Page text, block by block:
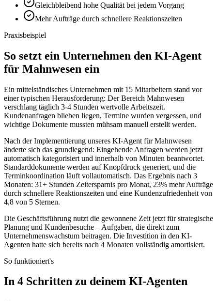
Gleichbleibend hohe Qualität bei jedem Vorgang
Mehr Aufträge durch schnellere Reaktionszeiten
Praxisbeispiel
So setzt ein Unternehmen den KI-Agent
für Mahnwesen ein
Ein mittelständisches Unternehmen mit 15 Mitarbeitern stand vor
einer typischen Herausforderung: Der Bereich Mahnwesen
verschlang täglich 3-4 Stunden wertvolle Arbeitszeit.
Kundenanfragen blieben liegen, Termine wurden vergessen, und
wichtige Dokumente mussten mühsam manuell erstellt werden.
Nach der Implementierung unseres KI-Agent für Mahnwesen
änderte sich das grundlegend: Eingehende Anfragen werden jetzt
automatisch kategorisiert und innerhalb von Minuten beantwortet.
Standarddokumente werden auf Knopfdruck generiert, und die
Terminkoordination läuft vollautomatisch. Das Ergebnis nach 3
Monaten: 31+ Stunden Zeitersparnis pro Monat, 23% mehr Aufträge
durch schnellere Reaktionszeiten und eine Kundenzufriedenheit von
4,8 von 5 Sternen.
Die Geschäftsführung nutzt die gewonnene Zeit jetzt für strategische
Planung und Kundenbesuche – Aufgaben, die direkt zum
Unternehmenswachstum beitragen. Die Investition in den KI-
Agenten hatte sich bereits nach 4 Monaten vollständig amortisiert.
So funktioniert's
In 4 Schritten zu deinem KI-Agenten